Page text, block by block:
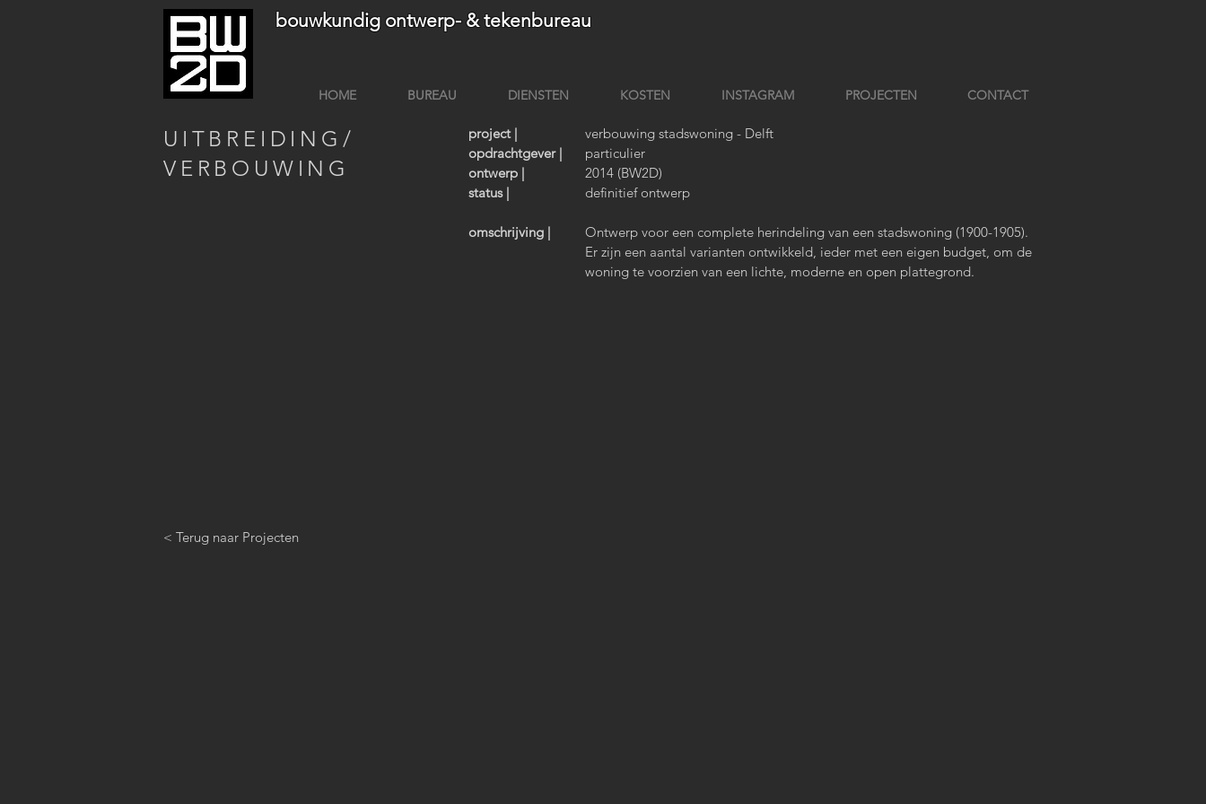
bouwkundig ontwerp- & tekenbureau
HOME BUREAU DIENSTEN KOSTEN INSTAGRAM PROJECTEN CONTACT
UITBREIDING/
VERBOUWING
project |
opdrachtgever |
ontwerp |
status |
omschrijving |
verbouwing stadswoning - Delft
particulier
2014 (BW2D)
definitief ontwerp
Ontwerp voor een complete herindeling van een stadswoning (1900-1905).
Er zijn een aantal varianten ontwikkeld, ieder met een eigen budget, om de
woning te voorzien van een lichte, moderne en open plattegrond.
< Terug naar Projecten